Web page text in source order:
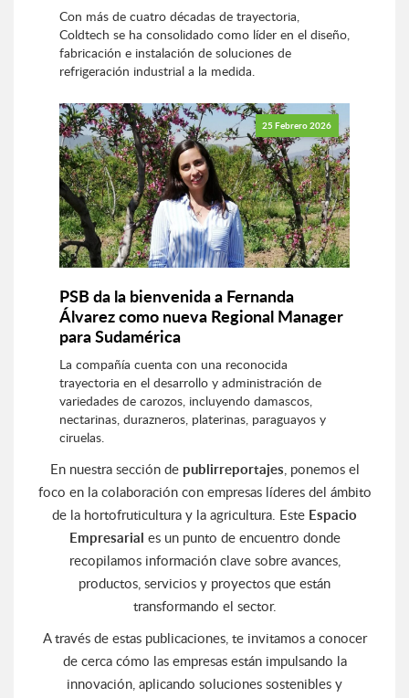
Con más de cuatro décadas de trayectoria,
Coldtech se ha consolidado como líder en el diseño,
fabricación e instalación de soluciones de
refrigeración industrial a la medida.
25 Febrero 2026
PSB da la bienvenida a Fernanda
Álvarez como nueva Regional Manager
para Sudamérica
La compañía cuenta con una reconocida
trayectoria en el desarrollo y administración de
variedades de carozos, incluyendo damascos,
nectarinas, durazneros, platerinas, paraguayos y
ciruelas.
En nuestra sección de publirreportajes, ponemos el
foco en la colaboración con empresas líderes del ámbito
de la hortofruticultura y la agricultura. Este Espacio
Empresarial es un punto de encuentro donde
recopilamos información clave sobre avances,
productos, servicios y proyectos que están
transformando el sector.
A través de estas publicaciones, te invitamos a conocer
de cerca cómo las empresas están impulsando la
innovación, aplicando soluciones sostenibles y